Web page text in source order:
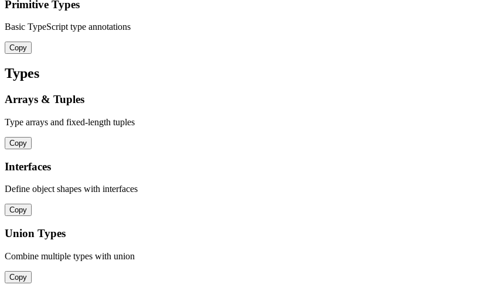
Primitive Types
Basic TypeScript type annotations
Copy
Types
Arrays & Tuples
Type arrays and fixed-length tuples
Copy
Interfaces
Define object shapes with interfaces
Copy
Union Types
Combine multiple types with union
Copy